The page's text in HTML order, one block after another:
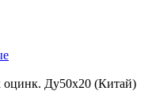
оцинк. Ду50х20 (Китай)